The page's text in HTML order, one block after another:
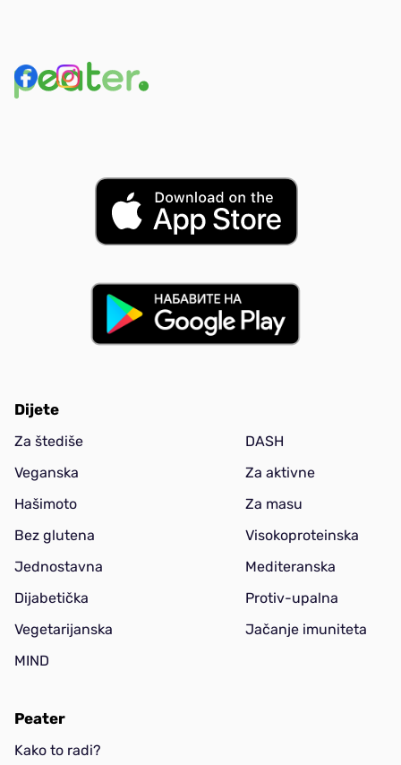
Dijete
Za štediše
Veganska
Hašimoto
Bez glutena
Jednostavna
Dijabetička
Vegetarijanska
MIND
DASH
Za aktivne
Za masu
Visokoproteinska
Mediteranska
Protiv-upalna
Jačanje imuniteta
Peater
Kako to radi?